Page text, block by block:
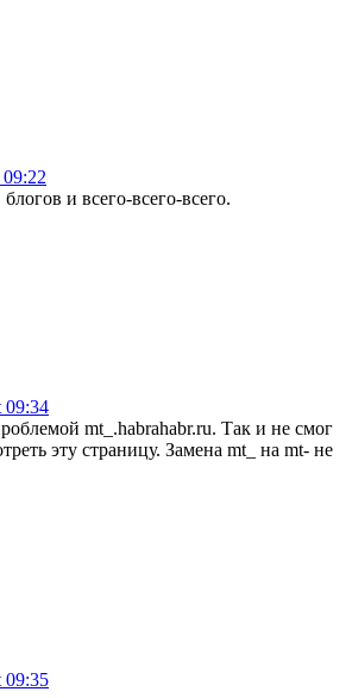
и всего-всего-всего.
09:34
mt_.habrahabr.ru. Так и не смог
эту страницу. Замена mt_ на mt- не
09:35